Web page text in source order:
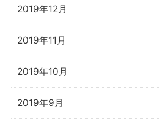
2019年12月
2019年11月
2019年10月
2019年9月